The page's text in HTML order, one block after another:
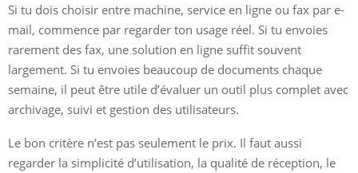
Si tu dois choisir entre machine, service en ligne ou fax par e-
mail, commence par regarder ton usage réel. Si tu envoies
rarement des fax, une solution en ligne suffit souvent
largement. Si tu envoies beaucoup de documents chaque
semaine, il peut être utile d’évaluer un outil plus complet avec
archivage, suivi et gestion des utilisateurs.
Le bon critère n’est pas seulement le prix. Il faut aussi
regarder la simplicité d’utilisation, la qualité de réception, le